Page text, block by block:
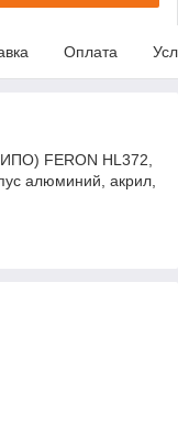
Оплата
FERON HL372,
алюминий, акрил,